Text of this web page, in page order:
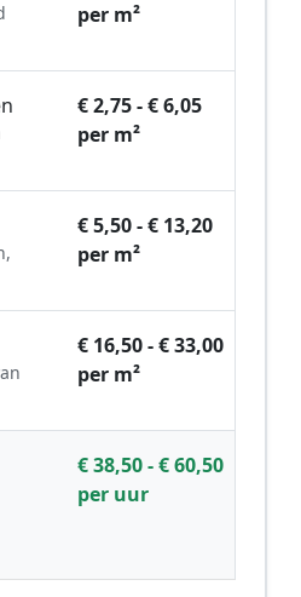
per m²
€ 2,75 - € 6,05
per m²
€ 5,50 - € 13,20
per m²
€ 16,50 - € 33,00
per m²
€ 38,50 - € 60,50
per uur